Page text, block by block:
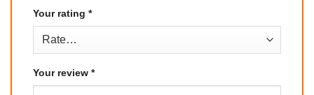
Your rating *
Your review *